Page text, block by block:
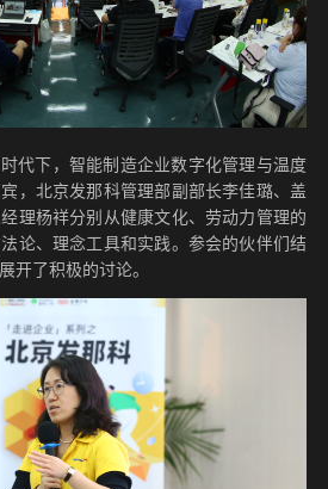
代下，智能制造企业数字化管理与温度
，北京发那科管理部副部长李佳璐、盖
理杨祥分别从健康文化、劳动力管理的
论、理念工具和实践。参会的伙伴们结
开了积极的讨论。